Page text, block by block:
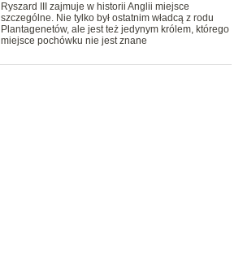
Ryszard III zajmuje w historii Anglii miejsce
szczególne. Nie tylko był ostatnim władcą z rodu
Plantagenetów, ale jest też jedynym królem, którego
miejsce pochówku nie jest znane